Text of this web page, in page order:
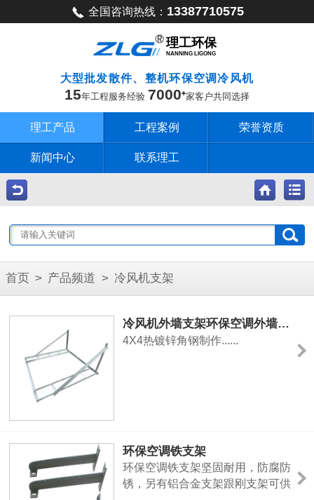
全国咨询热线： 13387710575
理工环保
NANNING LIGONG
大型批发散件、整机环保空调冷风机
15年工程服务经验 7000 家客户共同选择
理工产品 工程案例 荣誉资质
新闻中心 联系理工
首页 > 产品频道 > 冷风机支架
冷风机外墙支架环保空调外墙专用支架安装支架
4X4热镀锌角钢制作......
环保空调铁支架
环保空调铁支架坚固耐用，防腐防
锈，另有铝合金支架跟刚支架可供